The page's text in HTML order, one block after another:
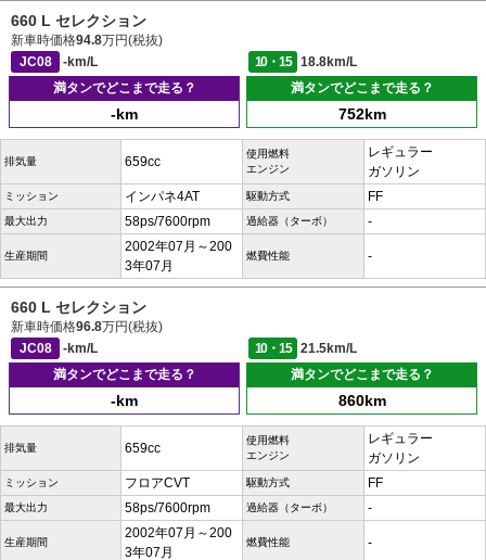
660 L セレクション
新車時価格94.8万円(税抜)
JC08
-km/L 10・15
18.8km/L
満タンでどこまで走る？
-km
満タンでどこまで走る？
752km
排気量 659cc
使用燃料
エンジン
レギュラー
ガソリン
ミッション インパネ4AT 駆動方式 FF
最大出力 58ps/7600rpm 過給器（ターボ） -
生産期間
2002年07月～200
3年07月
燃費性能 -
660 L セレクション
新車時価格96.8万円(税抜)
JC08
-km/L 10・15
21.5km/L
満タンでどこまで走る？
-km
満タンでどこまで走る？
860km
排気量 659cc
使用燃料
エンジン
レギュラー
ガソリン
ミッション フロアCVT 駆動方式 FF
最大出力 58ps/7600rpm 過給器（ターボ） -
生産期間
2002年07月～200
3年07月
燃費性能 -